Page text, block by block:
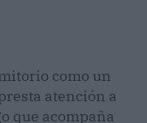
como un
atención a
que acompaña